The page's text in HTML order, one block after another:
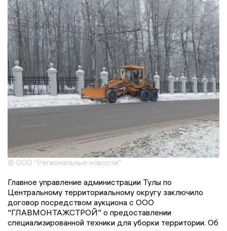
© ООО "Региональные новости"
Главное управление администрации Тулы по
Центральному территориальному округу заключило
договор посредством аукциона с ООО
"ГЛАВМОНТАЖСТРОЙ" о предоставлении
специализированной техники для уборки территории. Об